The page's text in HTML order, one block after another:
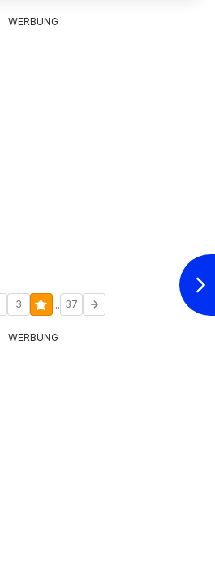
WERBUNG
3 ... 37
WERBUNG